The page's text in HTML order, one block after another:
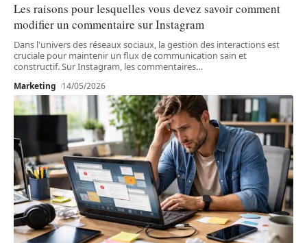
Les raisons pour lesquelles vous devez savoir comment
modifier un commentaire sur Instagram
Dans l'univers des réseaux sociaux, la gestion des interactions est
cruciale pour maintenir un flux de communication sain et
constructif. Sur Instagram, les commentaires…
Marketing 14/05/2026